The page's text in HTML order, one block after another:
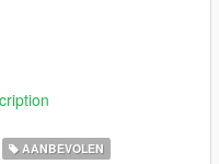
!!AANBEVOLEN